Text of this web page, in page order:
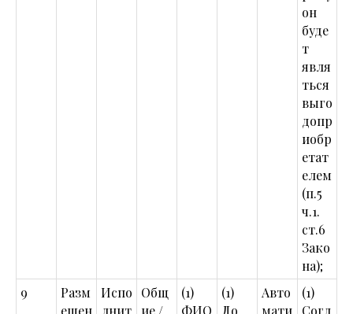
он
буде
т
явля
ться
выго
допр
иобр
етат
елем
(п.5
ч.1.
ст.6
Зако
на);
9
Разм
ещен
Испо
лнит
Общ
ие /
(1)
ФИО
(1)
До
Авто
мати
(1)
Согл